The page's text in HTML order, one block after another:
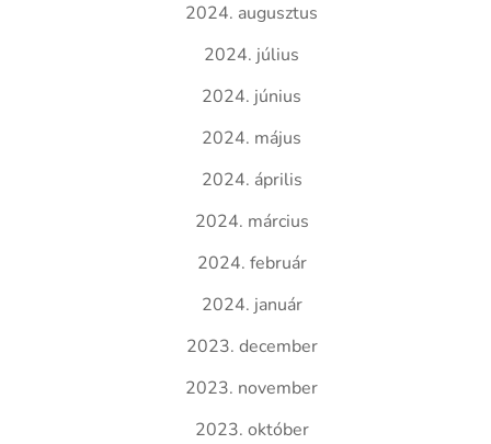
2024. augusztus
2024. július
2024. június
2024. május
2024. április
2024. március
2024. február
2024. január
2023. december
2023. november
2023. október